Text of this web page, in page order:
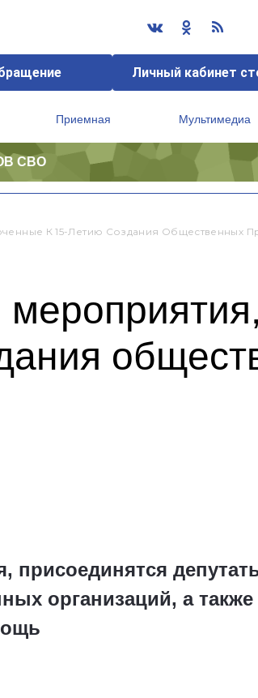
Личный кабинет
Приемная Мультимедиа
СВО
К 15-Летию Создания Общественных
присоединятся
организаций, а также